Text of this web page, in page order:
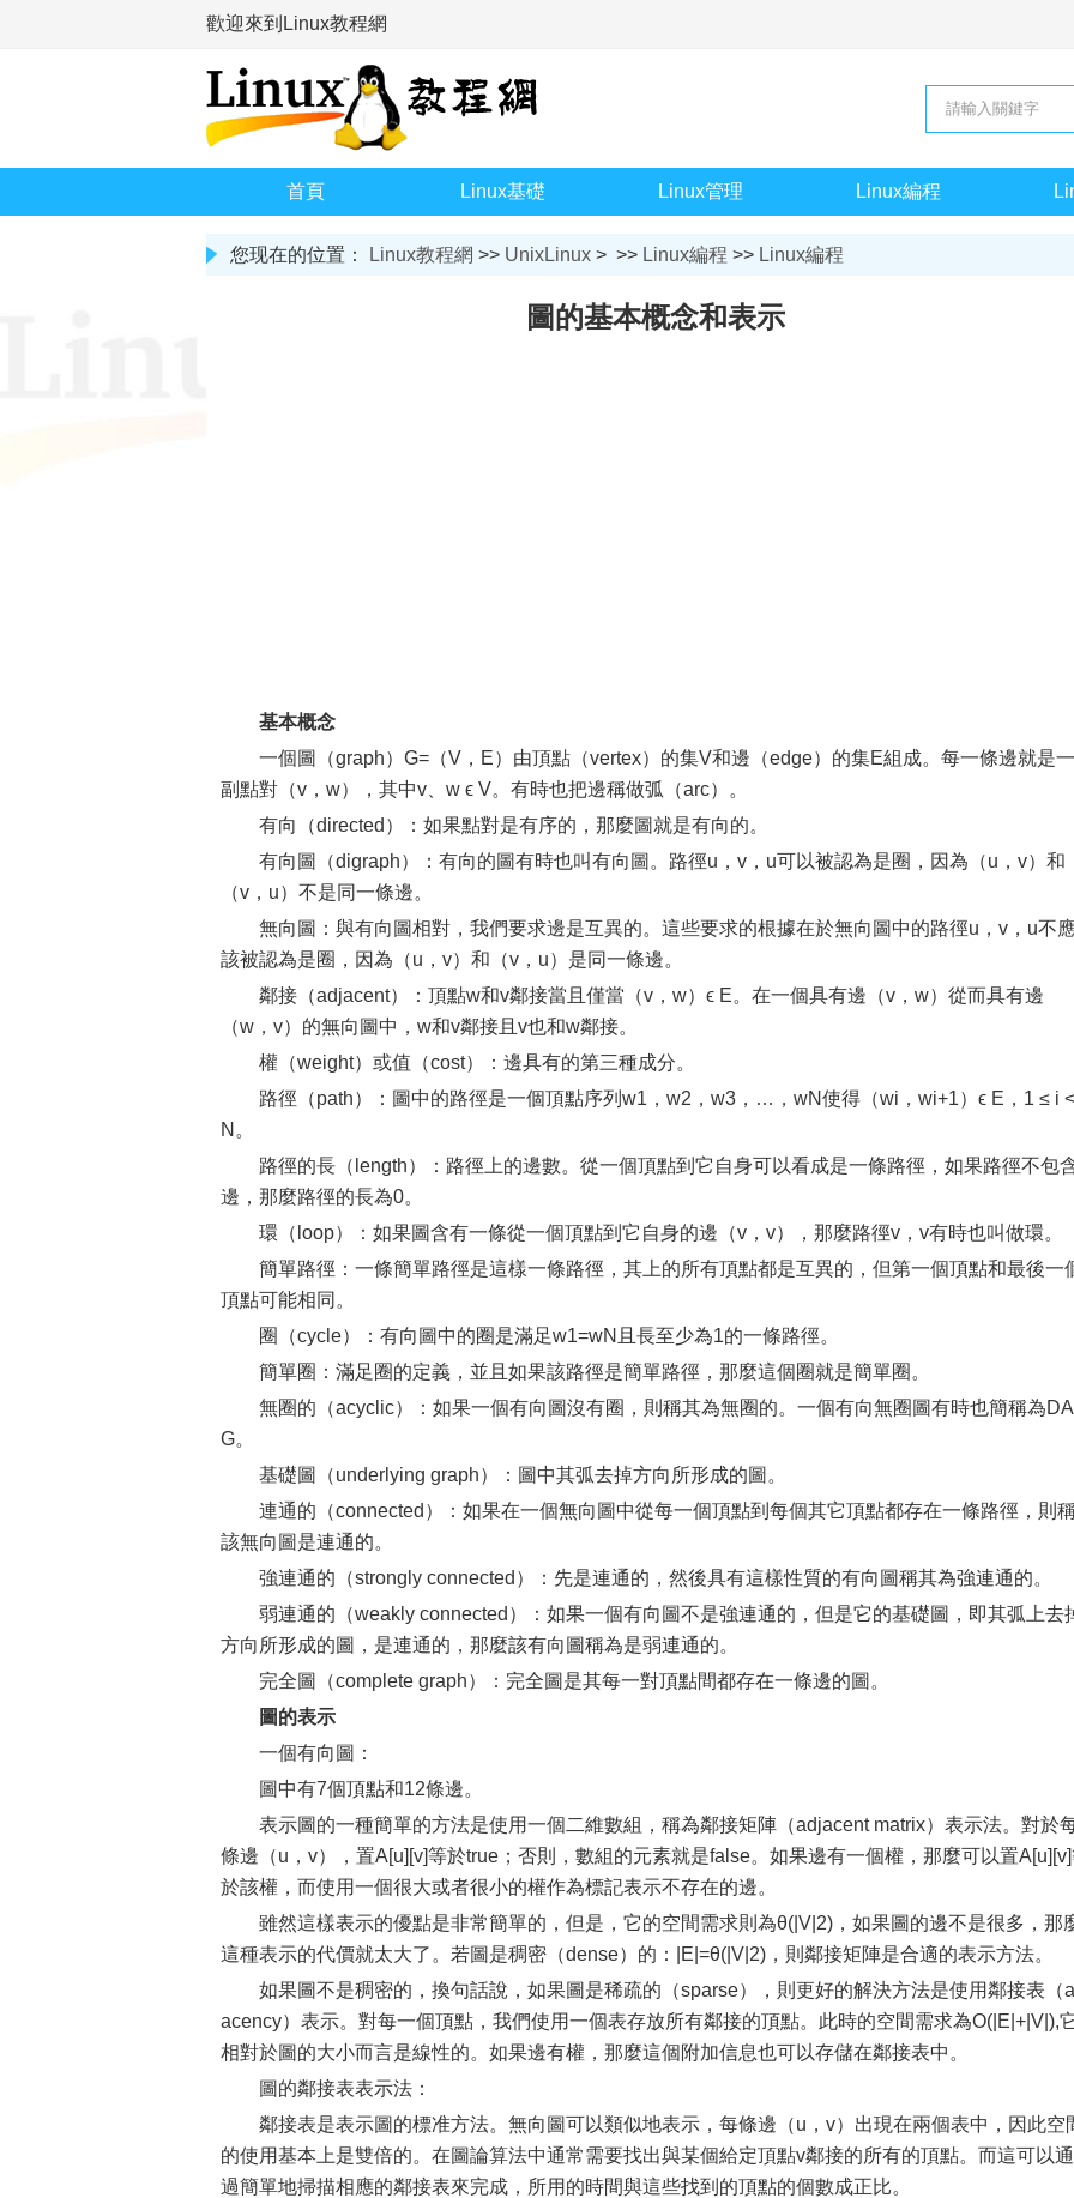
歡迎來到Linux教程網
首頁 Linux基礎 Linux管理 Linux編程
您现在的位置： Linux教程網 >> UnixLinux > >> Linux編程 >> Linux編程
圖的基本概念和表示
基本概念
一個圖（graph）G=（V，E）由頂點（vertex）的集V和邊（edge）的集E組成。每一條邊就是一
副點對（v，w），其中v、w ϵ V。有時也把邊稱做弧（arc）。
有向（directed）：如果點對是有序的，那麼圖就是有向的。
有向圖（digraph）：有向的圖有時也叫有向圖。路徑u，v，u可以被認為是圈，因為（u，v）和
（v，u）不是同一條邊。
無向圖：與有向圖相對，我們要求邊是互異的。這些要求的根據在於無向圖中的路徑u，v，u不
該被認為是圈，因為（u，v）和（v，u）是同一條邊。
鄰接（adjacent）：頂點w和v鄰接當且僅當（v，w）ϵ E。在一個具有邊（v，w）從而具有邊
（w，v）的無向圖中，w和v鄰接且v也和w鄰接。
權（weight）或值（cost）：邊具有的第三種成分。
路徑（path）：圖中的路徑是一個頂點序列w1，w2，w3，…，wN使得（wi，wi+1）ϵ E，1 ≤ i <
N。
路徑的長（length）：路徑上的邊數。從一個頂點到它自身可以看成是一條路徑，如果路徑不包
邊，那麼路徑的長為0。
環（loop）：如果圖含有一條從一個頂點到它自身的邊（v，v），那麼路徑v，v有時也叫做環。
簡單路徑：一條簡單路徑是這樣一條路徑，其上的所有頂點都是互異的，但第一個頂點和最後一
頂點可能相同。
圈（cycle）：有向圖中的圈是滿足w1=wN且長至少為1的一條路徑。
簡單圈：滿足圈的定義，並且如果該路徑是簡單路徑，那麼這個圈就是簡單圈。
無圈的（acyclic）：如果一個有向圖沒有圈，則稱其為無圈的。一個有向無圈圖有時也簡稱為DA
G。
基礎圖（underlying graph）：圖中其弧去掉方向所形成的圖。
連通的（connected）：如果在一個無向圖中從每一個頂點到每個其它頂點都存在一條路徑，則
該無向圖是連通的。
強連通的（strongly connected）：先是連通的，然後具有這樣性質的有向圖稱其為強連通的。
弱連通的（weakly connected）：如果一個有向圖不是強連通的，但是它的基礎圖，即其弧上去
方向所形成的圖，是連通的，那麼該有向圖稱為是弱連通的。
完全圖（complete graph）：完全圖是其每一對頂點間都存在一條邊的圖。
圖的表示
一個有向圖：
圖中有7個頂點和12條邊。
表示圖的一種簡單的方法是使用一個二維數組，稱為鄰接矩陣（adjacent matrix）表示法。對於
條邊（u，v），置A[u][v]等於true；否則，數組的元素就是false。如果邊有一個權，那麼可以置
於該權，而使用一個很大或者很小的權作為標記表示不存在的邊。
雖然這樣表示的優點是非常簡單的，但是，它的空間需求則為θ(|V|2)，如果圖的邊不是很多，那
這種表示的代價就太大了。若圖是稠密（dense）的：|E|=θ(|V|2)，則鄰接矩陣是合適的表示方法。
如果圖不是稠密的，換句話說，如果圖是稀疏的（sparse），則更好的解決方法是使用鄰接表（
acency）表示。對每一個頂點，我們使用一個表存放所有鄰接的頂點。此時的空間需求為O(|E|+|V|),
相對於圖的大小而言是線性的。如果邊有權，那麼這個附加信息也可以存儲在鄰接表中。
圖的鄰接表表示法：
鄰接表是表示圖的標准方法。無向圖可以類似地表示，每條邊（u，v）出現在兩個表中，因此空
的使用基本上是雙倍的。在圖論算法中通常需要找出與某個給定頂點v鄰接的所有的頂點。而這可以通
過簡單地掃描相應的鄰接表來完成，所用的時間與這些找到的頂點的個數成正比。